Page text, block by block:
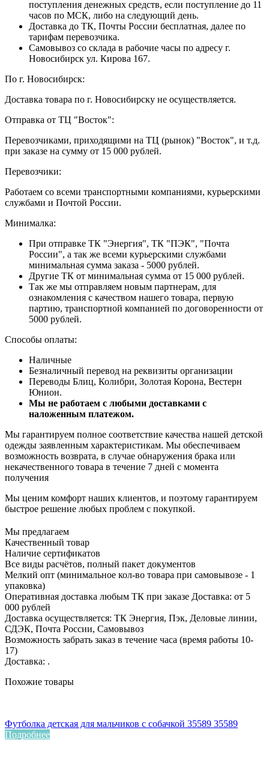
поступления денежных средств, если поступление до 11
часов по МСК, либо на следующий день.
Доставка до ТК, Почты России бесплатная, далее по
тарифам перевозчика.
Самовывоз со склада в рабочие часы по адресу г.
Новосибирск ул. Кирова 167.
По г. Новосибирск:
Доставка товара по г. Новосибирску не осуществляется.
Отправка от ТЦ "Восток":
Перевозчиками, приходящими на ТЦ (рынок) "Восток", и т.д.
при заказе на сумму от 15 000 рублей.
Перевозчики:
Работаем со всеми транспортными компаниями, курьерскими
службами и Почтой России.
Минималка:
При отправке ТК "Энергия", ТК "ПЭК", "Почта
России", а так же всеми курьерскими службами
минимальная сумма заказа - 5000 рублей.
Другие ТК от минимальная сумма от 15 000 рублей.
Так же мы отправляем новым партнерам, для
ознакомления с качеством нашего товара, первую
партию, транспортной компанией по договоренности от
5000 рублей.
Способы оплаты:
Наличные
Безналичный перевод на реквизиты организации
Переводы Блиц, Колибри, Золотая Корона, Вестерн
Юнион.
Мы не работаем с любыми доставками с
наложенным платежом.
Мы гарантируем полное соответствие качества нашей детской
одежды заявленным характеристикам. Мы обеспечиваем
возможность возврата, в случае обнаружения брака или
некачественного товара в течение 7 дней с момента
получения
Мы ценим комфорт наших клиентов, и поэтому гарантируем
быстрое решение любых проблем с покупкой.
Мы предлагаем
Качественный товар
Наличие сертификатов
Все виды расчётов, полный пакет документов
Мелкий опт (минимальное кол-во товара при самовывозе - 1
упаковка)
Оперативная доставка любым ТК при заказе Доставка: от 5
000 рублей
Доставка осуществляется: ТК Энергия, Пэк, Деловые линии,
СДЭК, Почта России, Самовывоз
Возможность забрать заказ в течение часа (время работы 10-
17)
Доставка: .
Похожие товары
Футболка детская для мальчиков с собачкой 35589 35589
Подробнее